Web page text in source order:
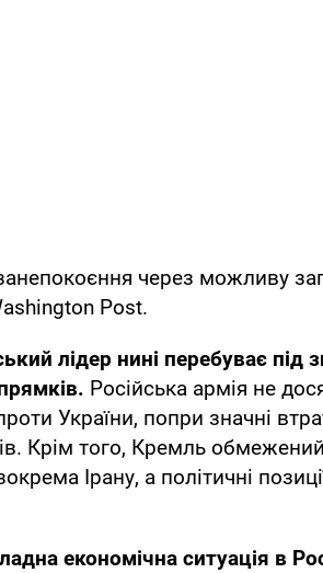
через можливу
Post.
лідер нині перебуває під
Російська армія не
України, попри значні
Крім того, Кремль
Ірану, а політичні
економічна ситуація в